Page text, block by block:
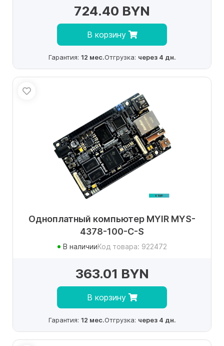
724.40 BYN
В корзину
Гарантия: 12 мес.Отгрузка: через 4 дн.
Одноплатный компьютер MYIR MYS-
4378-100-C-S
В наличииКод товара: 922472
363.01 BYN
В корзину
Гарантия: 12 мес.Отгрузка: через 4 дн.